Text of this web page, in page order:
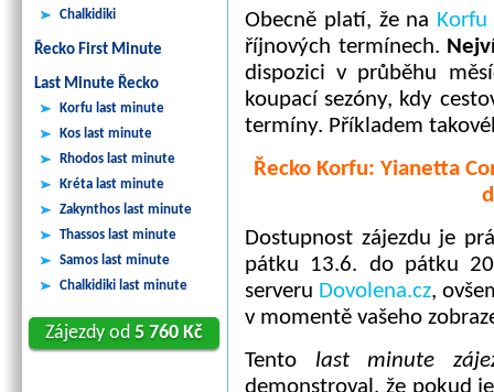
Chalkidiki
Řecko First Minute
Last Minute Řecko
Korfu last minute
Kos last minute
Rhodos last minute
Kréta last minute
Zakynthos last minute
Thassos last minute
Samos last minute
Chalkidiki last minute
Zájezdy od 5 760 Kč
Obecně platí, že na Korfu
říjnových termínech.
dispozici v průběhu
koupací sezóny, kdy
termíny. Příkladem
Řecko Korfu: Yianetta
Dostupnost zájezdu je
pátku 13.6. do pátku
serveru Dovolena.cz,
v momentě vašeho
Tento last minute
demonstroval, že pokud